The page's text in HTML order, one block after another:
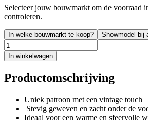
Selecteer jouw bouwmarkt om de voorraad
controleren.
In welke bouwmarkt te koop? Showmodel bij
In winkelwagen
Productomschrijving
Uniek patroon met een vintage touch
Stevig geweven en zacht onder de
Ideaal voor een warme en sfeervolle